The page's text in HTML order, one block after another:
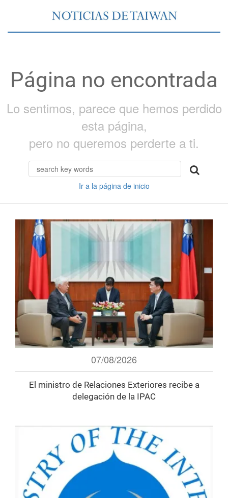
Página no encontrada
Lo sentimos, parece que hemos perdido
esta página,
pero no queremos perderte a ti.
Ir a la página de inicio
07/08/2026
El ministro de Relaciones Exteriores recibe a
delegación de la IPAC